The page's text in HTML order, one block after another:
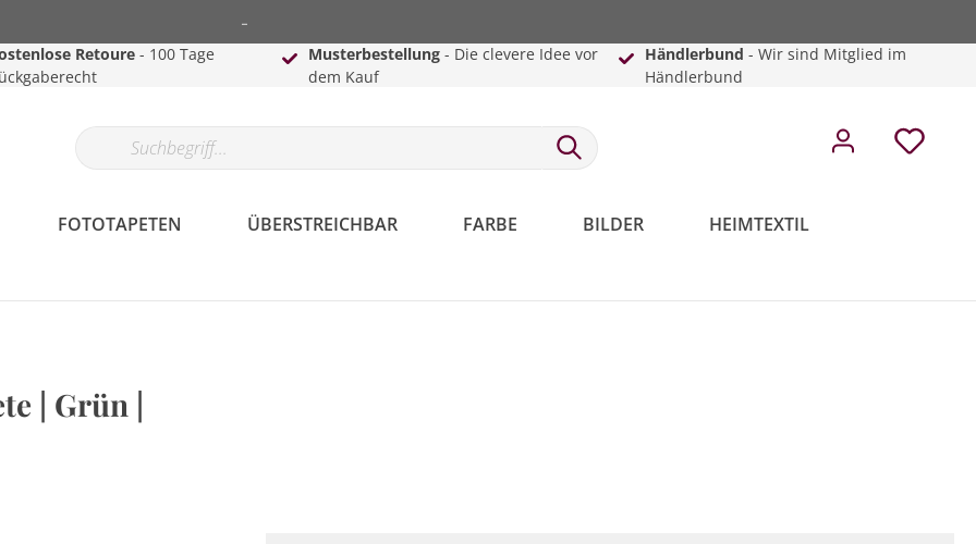
-
Retoure - 100 Tage
Musterbestellung- Die clevere Idee vor
dem Kauf
Händlerbund - Wir sind Mitglied im
Händlerbund
FOTOTAPETEN ÜBERSTREICHBAR FARBE BILDER HEIMTEXTIL
| Grün |